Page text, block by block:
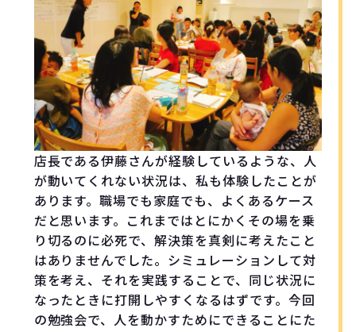
店長である伊藤さんが経験しているような、人
が動いてくれない状況は、私も体験したことが
あります。職場でも家庭でも、よくあるケース
だと思います。これまではとにかくその場を乗
り切るのに必死で、解決策を真剣に考えたこと
はありませんでした。シミュレーションして対
策を考え、それを実践することで、同じ状況に
なったときに打開しやすくなるはずです。今回
の勉強会で、人を動かすためにできることにた